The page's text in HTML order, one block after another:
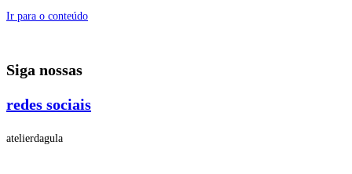
Ir para o conteúdo
Siga nossas
redes sociais
atelierdagula